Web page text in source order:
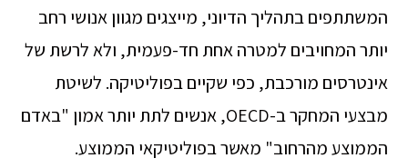
המשתתפים בתהליך הדיוני, מייצגים מגוון אנושי רחב
יותר המחויבים למטרה אחת חד-פעמית, ולא לרשת של
אינטרסים מורכבת, כפי שקיים בפוליטיקה. לשיטת
מבצעי המחקר ב-OECD, אנשים לתת יותר אמון "באדם
הממוצע מהרחוב" מאשר בפוליטיקאי הממוצע.